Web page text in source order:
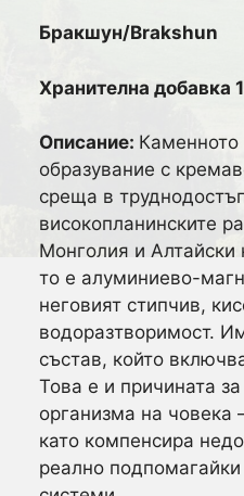
Бракшун/Brakshun
Хранителна добавка
Описание: Каменното
образувание с
среща в
високопланинските
Монголия и
то е алуминиево-
неговият стипчив,
водоразтворимост.
състав, който
Това е и причината
организма на човека
като компенсира
реално